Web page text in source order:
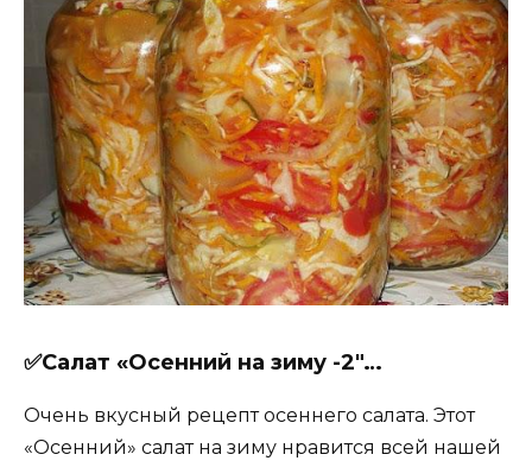
✅Салат «Осенний на зиму -2″…
Очень вкусный рецепт осеннего салата. Этот
«Осенний» салат на зиму нравится всей нашей